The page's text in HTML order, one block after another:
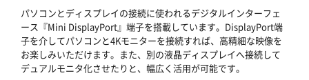
パソコンとディスプレイの接続に使われるデジタルインターフェ
ース『Mini DisplayPort』端子を搭載しています。DisplayPort端
子を介してパソコンと4Kモニターを接続すれば、高精細な映像を
お楽しみいただけます。また、別の液晶ディスプレイへ接続して
デュアルモニタ化させたりと、幅広く活用が可能です。